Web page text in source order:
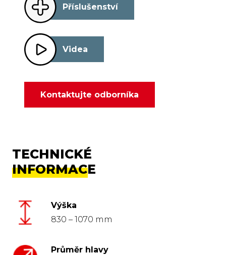
Příslušenství
Videa
Kontaktujte odborníka
TECHNICKÉ
INFORMACE
Výška
830 – 1070 mm
Průměr hlavy